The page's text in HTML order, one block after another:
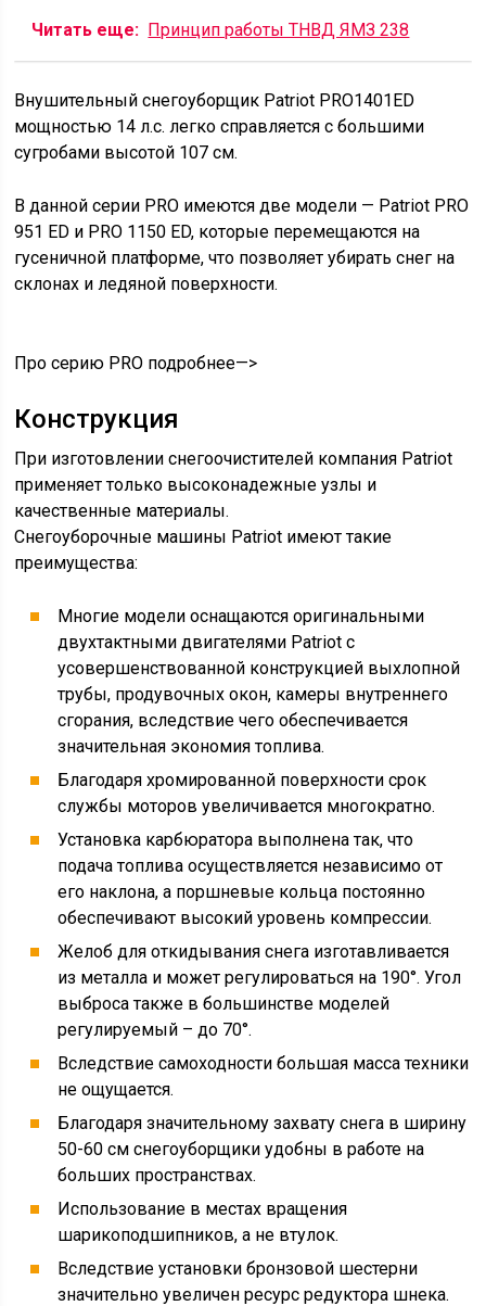
Читать еще: Принцип работы ТНВД ЯМЗ 238
Внушительный снегоуборщик Patriot PRO1401ED
мощностью 14 л.с. легко справляется с большими
сугробами высотой 107 см.
В данной серии PRO имеются две модели — Patriot PRO
951 ED и PRO 1150 ED, которые перемещаются на
гусеничной платформе, что позволяет убирать снег на
склонах и ледяной поверхности.
Про серию PRO подробнее—>
Конструкция
При изготовлении снегоочистителей компания Patriot
применяет только высоконадежные узлы и
качественные материалы.
Снегоуборочные машины Patriot имеют такие
преимущества:
Многие модели оснащаются оригинальными
двухтактными двигателями Patriot с
усовершенствованной конструкцией выхлопной
трубы, продувочных окон, камеры внутреннего
сгорания, вследствие чего обеспечивается
значительная экономия топлива.
Благодаря хромированной поверхности срок
службы моторов увеличивается многократно.
Установка карбюратора выполнена так, что
подача топлива осуществляется независимо от
его наклона, а поршневые кольца постоянно
обеспечивают высокий уровень компрессии.
Желоб для откидывания снега изготавливается
из металла и может регулироваться на 190°. Угол
выброса также в большинстве моделей
регулируемый – до 70°.
Вследствие самоходности большая масса техники
не ощущается.
Благодаря значительному захвату снега в ширину
50-60 см снегоуборщики удобны в работе на
больших пространствах.
Использование в местах вращения
шарикоподшипников, а не втулок.
Вследствие установки бронзовой шестерни
значительно увеличен ресурс редуктора шнека.